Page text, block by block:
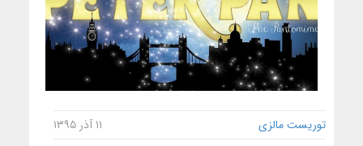
توریست مالزی ۱۱ آذر ۱۳۹۵